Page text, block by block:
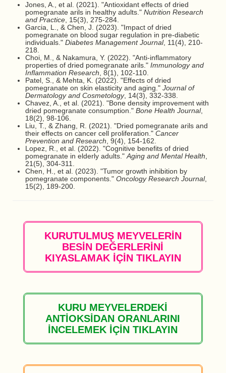
Jones, A., et al. (2021). "Antioxidant effects of dried
pomegranate arils in healthy adults." Nutrition Research
and Practice, 15(3), 275-284.
Garcia, L., & Chen, J. (2023). "Impact of dried
pomegranate on blood sugar regulation in pre-diabetic
individuals." Diabetes Management Journal, 11(4), 210-
218.
Choi, M., & Nakamura, Y. (2022). "Anti-inflammatory
properties of dried pomegranate arils." Immunology and
Inflammation Research, 8(1), 102-110.
Patel, S., & Mehta, K. (2022). "Effects of dried
pomegranate on skin elasticity and aging." Journal of
Dermatology and Cosmetology, 14(3), 332-338.
Chavez, A., et al. (2021). "Bone density improvement with
dried pomegranate consumption." Bone Health Journal,
18(2), 98-106.
Liu, T., & Zhang, R. (2021). "Dried pomegranate arils and
their effects on cancer cell proliferation." Cancer
Prevention and Research, 9(4), 154-162.
Lopez, R., et al. (2022). "Cognitive benefits of dried
pomegranate in elderly adults."Aging and Mental Health,
21(5), 304-311.
Chen, H., et al. (2023). "Tumor growth inhibition by
pomegranate components." Oncology Research Journal,
15(2), 189-200.
KURUTULMUŞ MEYVELERİN
BESİN DEĞERLERİNİ
KIYASLAMAK İÇİN TIKLAYIN
KURU MEYVELERDEKİ
ANTİOKSİDAN ORANLARINI
İNCELEMEK İÇİN TIKLAYIN